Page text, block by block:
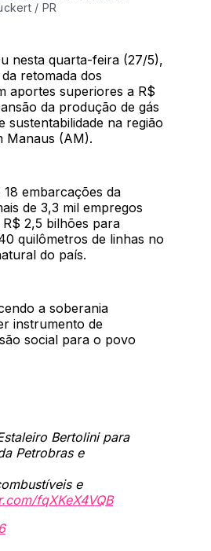
/ PR
nesta quarta-feira (27/5),
retomada dos
aportes superiores a R$
da produção de gás
na região
Manaus (AM).
embarcações da
de 3,3 mil empregos
2,5 bilhões para
quilômetros de linhas no
do país.
a soberania
instrumento de
social para o povo
Bertolini para
Petrobras e
e
fqXKeX4VQB